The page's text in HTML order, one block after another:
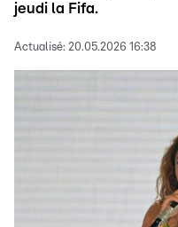
jeudi la Fifa.
Actualisé: 20.05.2026 16:38